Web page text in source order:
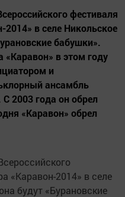
фестиваля
2014» в селе Никольское
бабушки».
«Каравон» в этом году
и
ансамбль
2003 года он обрел
«Каравон» обрел
«Каравон-2014» в селе
будут «Бурановские